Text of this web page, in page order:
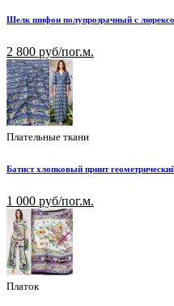
Шелк шифон полупрозрачный с
2 800 руб/пог.м.
Плательные ткани
Батист хлопковый принт
1 000 руб/пог.м.
Платок